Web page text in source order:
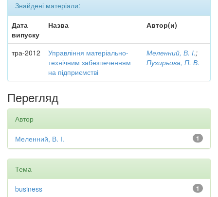
Знайдені матеріали:
Дата
випуску
Назва Автор(и)
тра-2012
Управління матеріально-
технічним забезпеченням
на підприємстві
Меленний, В. І.;
Пузирьова, П. В.
Перегляд
Автор
1
Меленний, В. І.
Тема
1
business